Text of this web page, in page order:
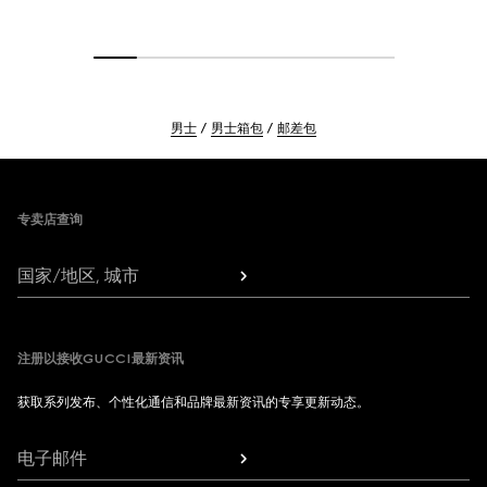
男士 男士箱包 邮差包
专卖店查询
国家/地区, 城市
注册以接收GUCCI最新资讯
获取系列发布、个性化通信和品牌最新资讯的专享更新动态。
电子邮件